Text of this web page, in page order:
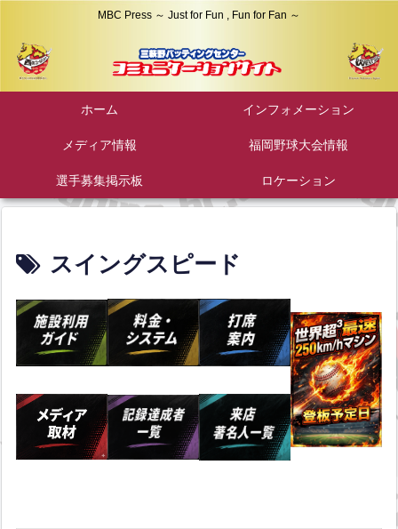
MBC Press ～ Just for Fun , Fun for Fan ～
ホーム インフォメーション
メディア情報 福岡野球大会情報
選手募集掲示板 ロケーション
スイングスピード